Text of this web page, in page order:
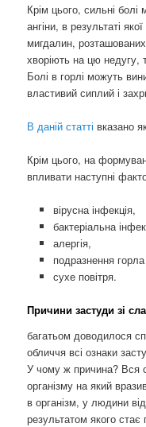
Крім цього, сильні
ангіни, в результаті
мигдалин,
хворіють на цю недугу,
Болі в горлі можуть
властивий сиплий і
В даній статті вказано
Крім цього, на
впливати наступні
вірусна інфекція,
бактеріальна
алергія,
подразнення
сухе повітря.
Причини застуди зі
багатьом доводилося
обличчя всі ознаки
У чому ж причина? Вся
організму на який
в організм, у людини
результатом якого стає